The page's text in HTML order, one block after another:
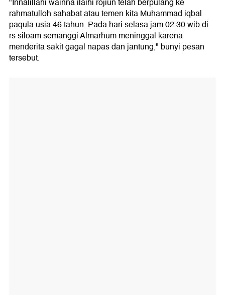
"Innalillahi wainna ilaihi rojiun telah berpulang ke
rahmatulloh sahabat atau temen kita Muhammad iqbal
paqula usia 46 tahun. Pada hari selasa jam 02.30 wib di
rs siloam semanggi Almarhum meninggal karena
menderita sakit gagal napas dan jantung," bunyi pesan
tersebut.